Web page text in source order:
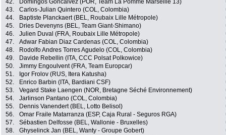
42.
Domingos Goncalvez (POR, Team La Pomme Marseille 13)
43.
Carlos-Julian Quintero (COL, Colombia)
44.
Baptiste Planckaert (BEL, Roubaix Lille Métropole)
45.
Dries Devenyns (BEL, Team Giant-Shimano)
46.
Julien Duval (FRA, Roubaix Lille Métropole)
47.
Adwar Fabian Diaz Cardenas (COL, Colombia)
48.
Rodolfo Andres Torres Agudelo (COL, Colombia)
49.
Davide Rebellin (ITA, CCC Polsat Polkowice)
50.
Jimmy Engoulvent (FRA, Team Europcar)
51.
Igor Frolov (RUS, Itera Katusha)
52.
Enrico Barbin (ITA, Bardiani CSF)
53.
Vegard Stake Laengen (NOR, Bretagne Séché Environnement)
54.
Jarlinson Pantano (COL, Colombia)
55.
Dennis Vanendert (BEL, Lotto Belisol)
56.
Omar Fraile Matarranza (ESP, Caja Rural - Seguros RGA)
57.
Sébastien Delfosse (BEL, Wallonie - Bruxelles)
58.
Ghyselinck Jan (BEL, Wanty - Groupe Gobert)